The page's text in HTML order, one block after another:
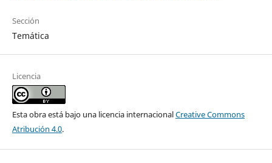
Sección
Temática
Licencia
Esta obra está bajo una licencia internacionalCreative Commons
Atribución 4.0.